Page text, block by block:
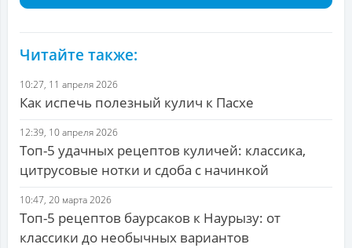
Читайте также:
10:27, 11 апреля 2026
Как испечь полезный кулич к Пасхе
12:39, 10 апреля 2026
Топ-5 удачных рецептов куличей: классика,
цитрусовые нотки и сдоба с начинкой
10:47, 20 марта 2026
Топ-5 рецептов баурсаков к Наурызу: от
классики до необычных вариантов